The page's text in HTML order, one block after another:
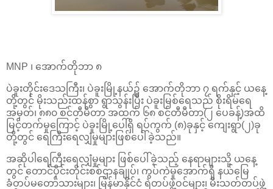
MNP ၊ အောက်တိုဘာ ၈
ပဲခူးတိုင်းဒေသကြီး၊ ပဲခူးမြို့နယ်၌ အောက်တိုဘာ ၇ ရက်နှင့် ယနေ့
တို့တွင် မိုးသည်းထန်စွာ ရွာသွန်းပြီး ပဲခူးမြစ်ရေသည် စိုးရိမ်ရေ
အမှတ်၊ ၈၈၀ စင်တီမီတာ အထက် ၆၈ စင်တီမီတာ(၂ ပေခန့်)အထိ
မြင့်တက်မှုကြောင့် ပဲခူးမြို့ပေါ်ရှိ ရပ်ကွက် (၈)ခုနှင့် ကျေးရွာ(၂)ခု
တို့တွင် ရေကြီးရေလျှံမှုများဖြစ်ပေါ်ခဲ့သည်။
အဆိုပါရေကြီးရေလျှံမှုများ ဖြစ်ပေါ်ခဲ့သည့် နေရာများသို့ ယနေ့
တွင် တောင်ပိုင်းတိုင်းစစ်ဌာနချုပ်၊ ကွပ်ကဲမှုအောက်ရှိ နယ်မြေ
ခံတပ်မတော်သားများ၊ မြန်မာနိုင်ငံ ရဲတပ်ဖွဲ့ဝင်များ၊ မီးသတ်တပ်ဖွဲ့